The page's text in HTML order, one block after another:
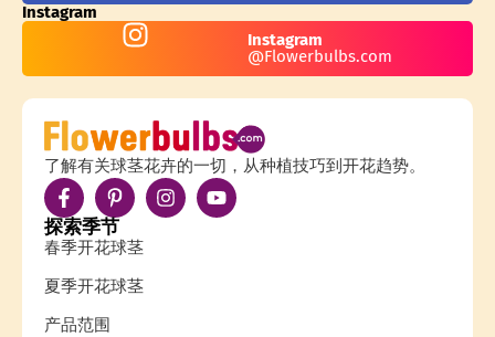
Instagram
Instagram
@Flowerbulbs.com
了解有关球茎花卉的一切，从种植技巧到开花趋势。
探索季节
春季开花球茎
夏季开花球茎
产品范围